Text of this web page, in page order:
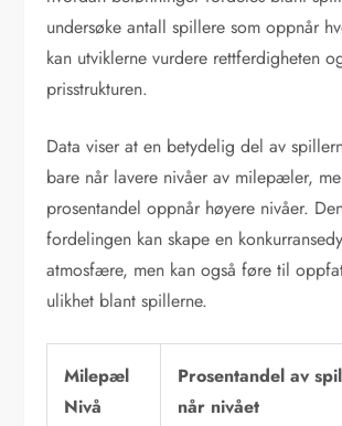
undersøke antall spillere som oppnår
kan utviklerne vurdere rettferdigheten
prisstrukturen.
Data viser at en betydelig del av
bare når lavere nivåer av milepæler,
prosentandel oppnår høyere nivåer.
fordelingen kan skape en
atmosfære, men kan også føre til
ulikhet blant spillerne.
Milepæl
Nivå
Prosentandel av
når nivået